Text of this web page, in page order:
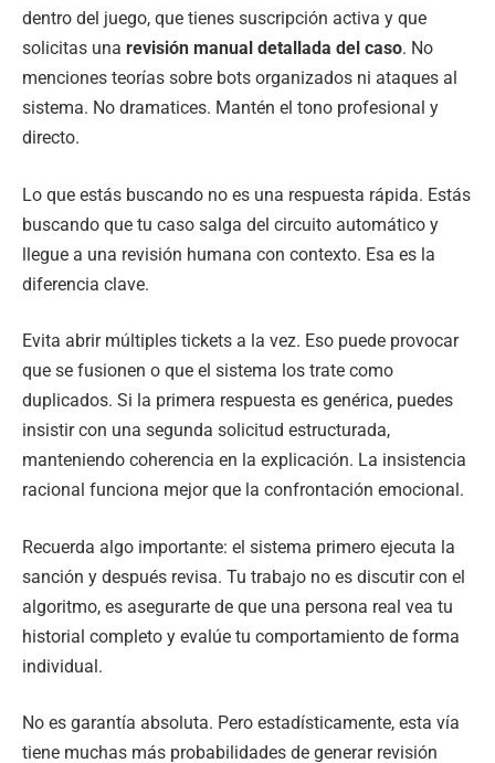
dentro del juego, que tienes suscripción activa y que
solicitas una revisión manual detallada del caso. No
menciones teorías sobre bots organizados ni ataques al
sistema. No dramatices. Mantén el tono profesional y
directo.
Lo que estás buscando no es una respuesta rápida. Estás
buscando que tu caso salga del circuito automático y
llegue a una revisión humana con contexto. Esa es la
diferencia clave.
Evita abrir múltiples tickets a la vez. Eso puede provocar
que se fusionen o que el sistema los trate como
duplicados. Si la primera respuesta es genérica, puedes
insistir con una segunda solicitud estructurada,
manteniendo coherencia en la explicación. La insistencia
racional funciona mejor que la confrontación emocional.
Recuerda algo importante: el sistema primero ejecuta la
sanción y después revisa. Tu trabajo no es discutir con el
algoritmo, es asegurarte de que una persona real vea tu
historial completo y evalúe tu comportamiento de forma
individual.
No es garantía absoluta. Pero estadísticamente, esta vía
tiene muchas más probabilidades de generar revisión